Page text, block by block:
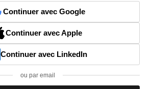
Continuer avec Google
Continuer avec Apple
Continuer avec LinkedIn
ou par email